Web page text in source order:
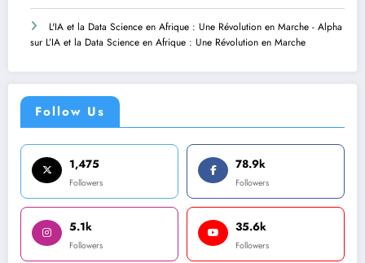
L'IA et la Data Science en Afrique : Une Révolution en Marche - Alpha
sur L’IA et la Data Science en Afrique : Une Révolution en Marche
Follow Us
1,475
Followers
78.9k
Followers
5.1k
Followers
35.6k
Followers